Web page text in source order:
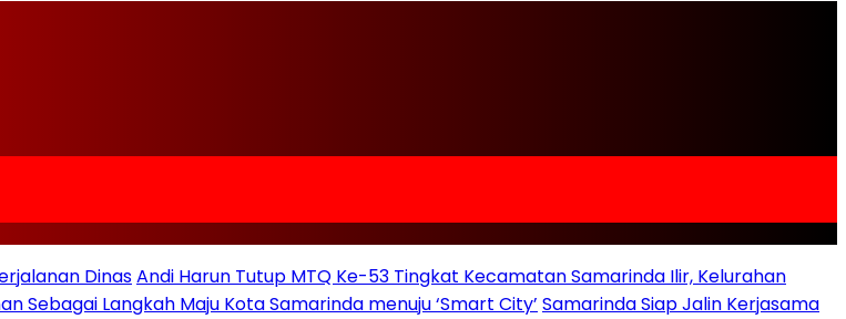
DinasAndi Harun Tutup MTQ Ke-53 Tingkat Kecamatan Samarinda Ilir, Kelurahan
Sebagai Langkah Maju Kota Samarinda menuju ‘Smart City’ Samarinda Siap Jalin Kerjasama